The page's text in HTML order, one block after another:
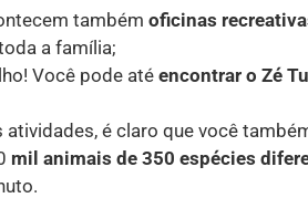
também oficinas
a família;
Você pode até encontrar o Zé
é claro que você
mil animais de 350 espécies